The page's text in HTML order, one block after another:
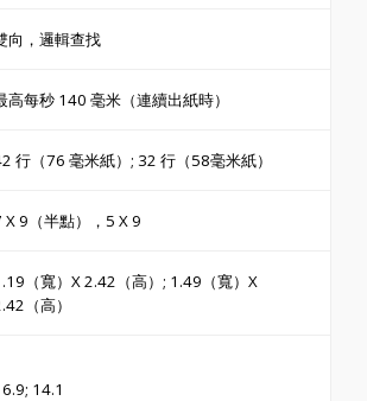
向，邏輯查找
高每秒 140 毫米（連續出紙時）
行（76 毫米紙）; 32 行（58毫米紙）
X 9（半點），5 X 9
（寬）X 2.42（高）; 1.49（寬）X
（高）
14.1